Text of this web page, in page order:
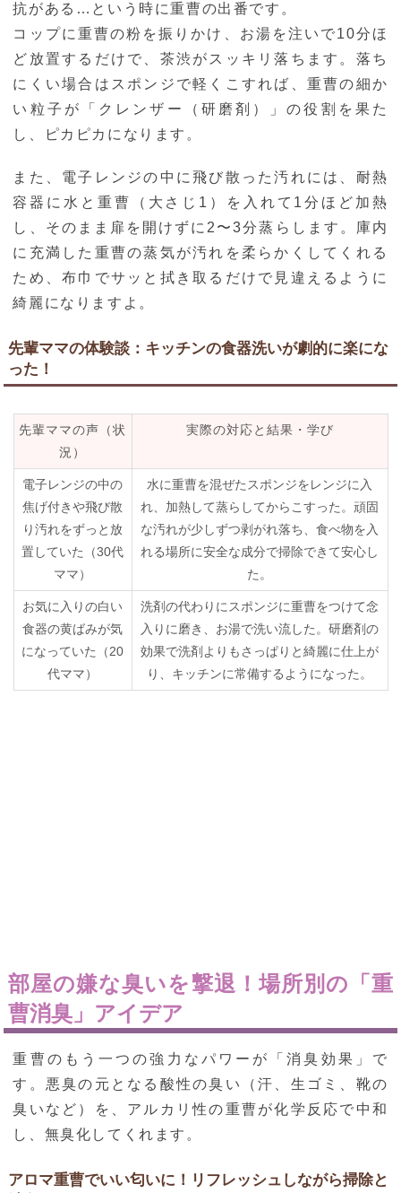
抗がある…という時に重曹の出番です。
コップに重曹の粉を振りかけ、お湯を注いで10分ほ
ど放置するだけで、茶渋がスッキリ落ちます。落ち
にくい場合はスポンジで軽くこすれば、重曹の細か
い粒子が「クレンザー（研磨剤）」の役割を果た
し、ピカピカになります。
また、電子レンジの中に飛び散った汚れには、耐熱
容器に水と重曹（大さじ1）を入れて1分ほど加熱
し、そのまま扉を開けずに2〜3分蒸らします。庫内
に充満した重曹の蒸気が汚れを柔らかくしてくれる
ため、布巾でサッと拭き取るだけで見違えるように
綺麗になりますよ。
先輩ママの体験談：キッチンの食器洗いが劇的に楽にな
った！
先輩ママの声（状
況）
実際の対応と結果・学び
電子レンジの中の
焦げ付きや飛び散
り汚れをずっと放
置していた（30代
ママ）
水に重曹を混ぜたスポンジをレンジに入
れ、加熱して蒸らしてからこすった。頑固
な汚れが少しずつ剥がれ落ち、食べ物を入
れる場所に安全な成分で掃除できて安心し
た。
お気に入りの白い
食器の黄ばみが気
になっていた（20
代ママ）
洗剤の代わりにスポンジに重曹をつけて念
入りに磨き、お湯で洗い流した。研磨剤の
効果で洗剤よりもさっぱりと綺麗に仕上が
り、キッチンに常備するようになった。
部屋の嫌な臭いを撃退！場所別の「重
曹消臭」アイデア
重曹のもう一つの強力なパワーが「消臭効果」で
す。悪臭の元となる酸性の臭い（汗、生ゴミ、靴の
臭いなど）を、アルカリ性の重曹が化学反応で中和
し、無臭化してくれます。
アロマ重曹でいい匂いに！リフレッシュしながら掃除と